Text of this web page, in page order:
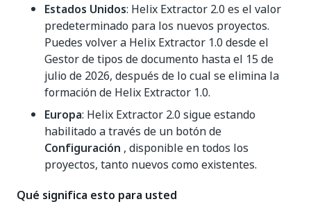
Estados Unidos: Helix Extractor 2.0 es el valor
predeterminado para los nuevos proyectos.
Puedes volver a Helix Extractor 1.0 desde el
Gestor de tipos de documento hasta el 15 de
julio de 2026, después de lo cual se elimina la
formación de Helix Extractor 1.0.
Europa: Helix Extractor 2.0 sigue estando
habilitado a través de un botón de
Configuración , disponible en todos los
proyectos, tanto nuevos como existentes.
Qué significa esto para usted